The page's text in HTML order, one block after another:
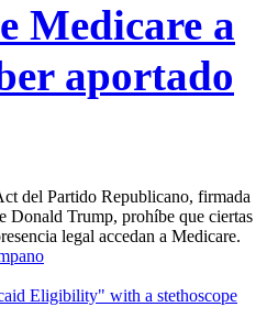
Medicare a
aportado
del Partido Republicano, firmada
Donald Trump, prohíbe que ciertas
legal accedan a Medicare.